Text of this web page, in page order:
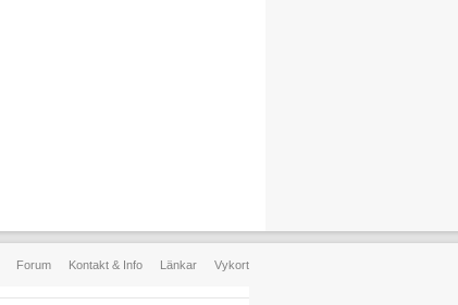
Forum Kontakt & Info Länkar Vykort